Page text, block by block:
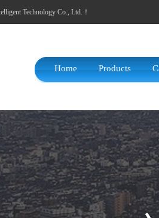
Technology Co., Ltd.！
Home Products